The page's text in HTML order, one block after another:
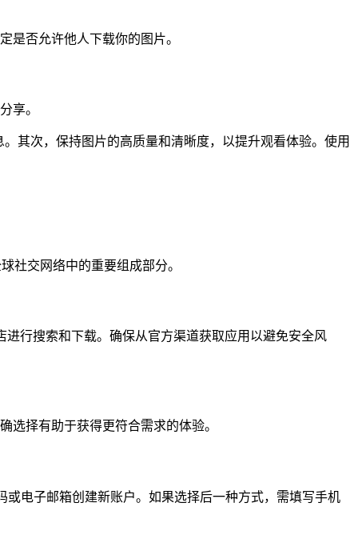
是否允许他人下载你的图片。
享。
其次，保持图片的高质量和清晰度，以提升观看体验。使用
社交网络中的重要组成部分。
进行搜索和下载。确保从官方渠道获取应用以避免安全风
选择有助于获得更符合需求的体验。
或电子邮箱创建新账户。如果选择后一种方式，需填写手机